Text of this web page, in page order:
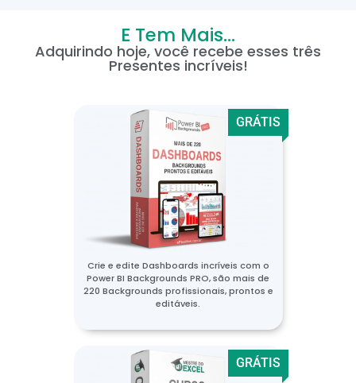
E Tem Mais...
Adquirindo hoje, você recebe esses três
Presentes incríveis!
GRÁTIS
Crie e edite Dashboards incríveis com o
Power BI Backgrounds PRO, são mais de
220 Backgrounds profissionais, prontos e
editáveis.
GRÁTIS